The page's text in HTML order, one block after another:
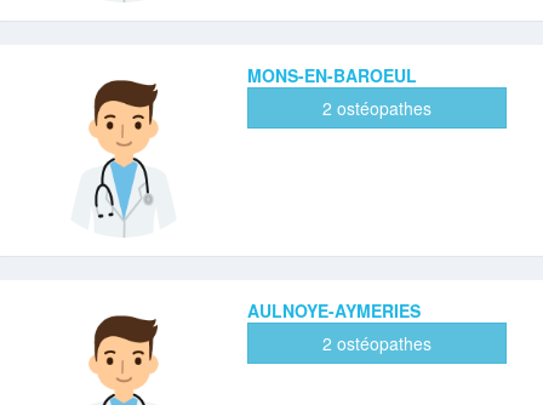
MONS-EN-BAROEUL
2 ostéopathes
AULNOYE-AYMERIES
2 ostéopathes